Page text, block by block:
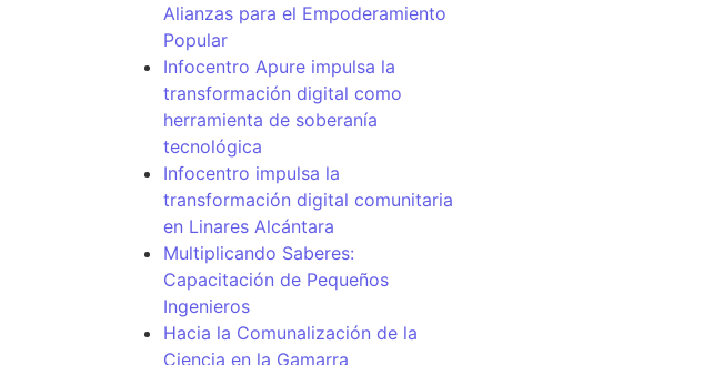
Alianzas para el Empoderamiento
Popular
Infocentro Apure impulsa la
transformación digital como
herramienta de soberanía
tecnológica
Infocentro impulsa la
transformación digital comunitaria
en Linares Alcántara
Multiplicando Saberes:
Capacitación de Pequeños
Ingenieros
Hacia la Comunalización de la
Ciencia en la Gamarra